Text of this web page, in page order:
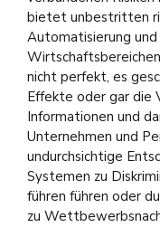
bietet unbestritten
Automatisierung und
nicht perfekt, es
Effekte oder gar die
Informationen und
Unternehmen und
undurchsichtige
Systemen zu
führen führen oder
zu